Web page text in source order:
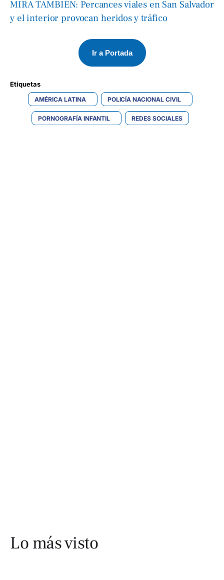
MIRA TAMBIÉN: Percances viales en San Salvador
y el interior provocan heridos y tráfico
Ir a Portada
Etiquetas
AMÉRICA LATINA POLICÍA NACIONAL CIVIL
PORNOGRAFÍA INFANTIL REDES SOCIALES
Lo más visto